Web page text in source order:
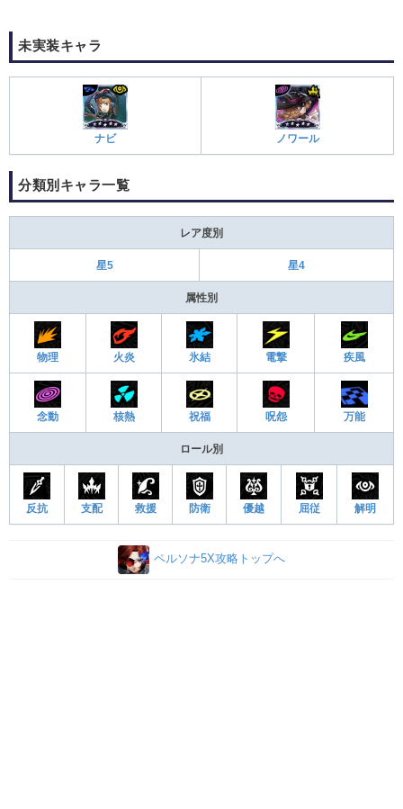
未実装キャラ
ナビ ノワール
分類別キャラ一覧
レア度別
星5 星4
属性別
物理 火炎 氷結 電撃 疾風
念動 核熱 祝福 呪怨 万能
ロール別
反抗 支配 救援 防衛 優越 屈従 解明
ペルソナ5X攻略トップへ